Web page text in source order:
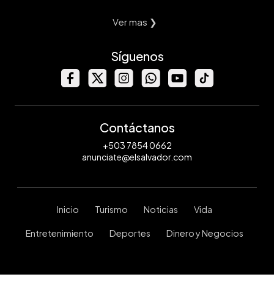
Ver mas ❯
Síguenos
Contáctanos
+503 7854 0662
anunciate@elsalvador.com
Inicio Turismo Noticias Vida
Entretenimiento Deportes Dinero y Negocios